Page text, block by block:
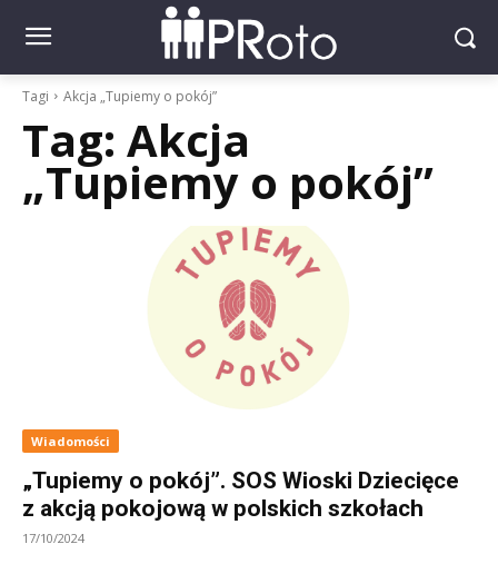
Tagi Akcja „Tupiemy o pokój”
Tag: Akcja
„Tupiemy o pokój”
Wiadomości
„Tupiemy o pokój”. SOS Wioski Dziecięce
z akcją pokojową w polskich szkołach
17/10/2024